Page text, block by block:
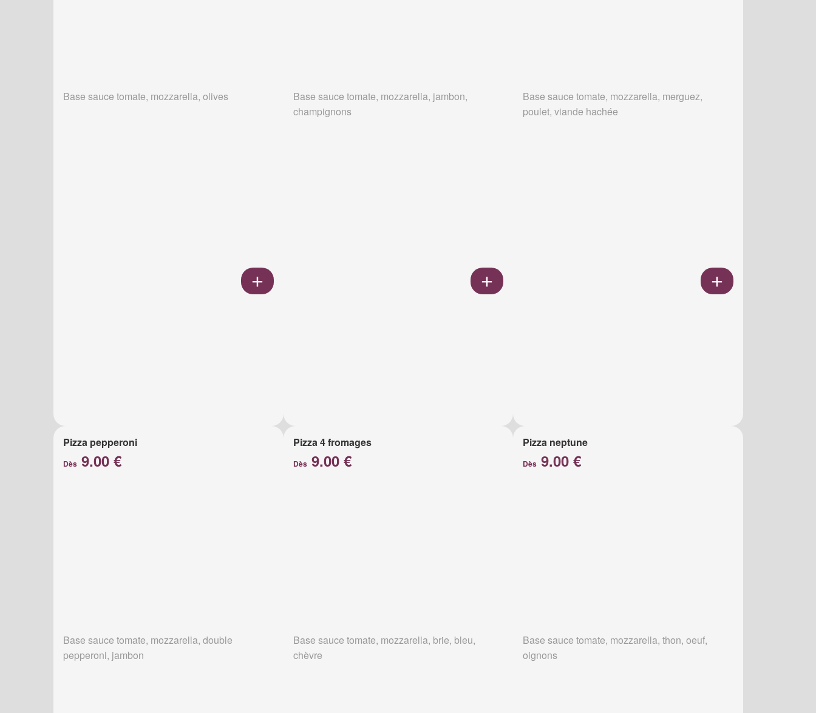
Base sauce tomate, mozzarella, olives
Base sauce tomate, mozzarella, jambon,
champignons
Base sauce tomate, mozzarella, merguez,
poulet, viande hachée
Pizza pepperoni
Dès 9.00 €
Base sauce tomate, mozzarella, double
pepperoni, jambon
Pizza 4 fromages
Dès9.00 €
Base sauce tomate, mozzarella, brie, bleu,
chèvre
Pizza neptune
Dès 9.00 €
Base sauce tomate, mozzarella, thon, oeuf,
oignons